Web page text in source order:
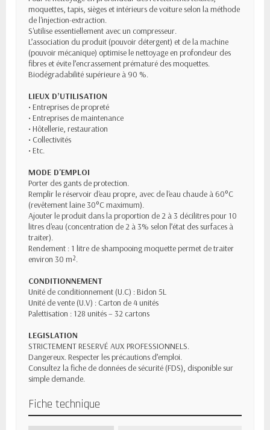
moquettes, tapis, sièges et intérieurs de voiture selon la méthode
de l'injection-extraction.
S'utilise essentiellement avec un compresseur.
L’association du produit (pouvoir détergent) et de la machine
(pouvoir mécanique) optimise le nettoyage en profondeur des
fibres et évite l’encrassement prématuré des moquettes.
Biodégradabilité supérieure à 90 %.
LIEUX D’UTILISATION
• Entreprises de propreté
• Entreprises de maintenance
• Hôtellerie, restauration
• Collectivités
• Etc.
MODE D'EMPLOI
Porter des gants de protection.
Remplir le réservoir d'eau propre, avec de l'eau chaude à 60°C
(revêtement laine 30°C maximum).
Ajouter le produit dans la proportion de 2 à 3 décilitres pour 10
litres d'eau (concentration de 2 à 3% selon l’état des surfaces à
traiter).
Rendement : 1 litre de shampooing moquette permet de traiter
environ 30 m².
CONDITIONNEMENT
Unité de conditionnement (U.C) : Bidon 5L
Unité de vente (U.V) : Carton de 4 unités
Palettisation : 128 unités – 32 cartons
LEGISLATION
STRICTEMENT RESERVÉ AUX PROFESSIONNELS.
Dangereux. Respecter les précautions d’emploi.
Consultez la fiche de données de sécurité (FDS), disponible sur
simple demande.
Fiche technique